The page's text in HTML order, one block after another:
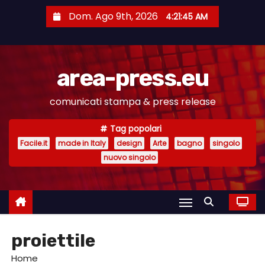
e
Dom. Ago 9th, 2026 4:21:46 AM
area-press.eu
comunicati stampa & press release
Tag popolari
Facile.it made in Italy design Arte bagno
singolo
nuovo singolo
proiettile
Home